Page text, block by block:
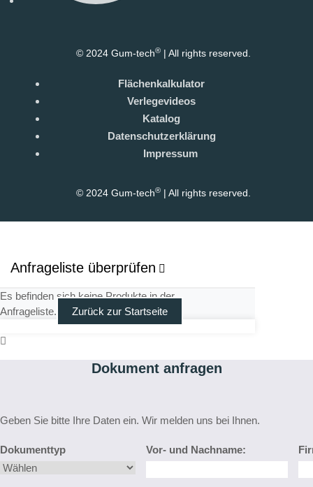
© 2024 Gum-tech® | All rights reserved.
Flächenkalkulator
Verlegevideos
Katalog
Datenschutzerklärung
Impressum
© 2024 Gum-tech® | All rights reserved.
Anfrageliste überprüfen
Es befinden sich keine Produkte in der
Anfrageliste.
Zurück zur Startseite
Dokument anfragen
Geben Sie bitte Ihre Daten ein. Wir melden uns bei Ihnen.
Dokumenttyp Vor- und Nachname: